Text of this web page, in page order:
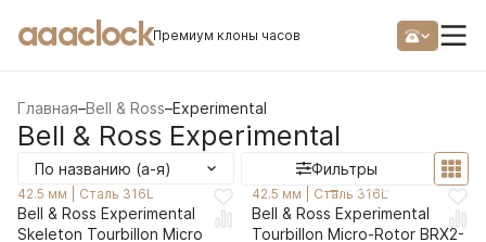
aaaclockПремиум клоны часов
Главная–Bell & Ross–Experimental
Bell & Ross Experimental
По названию (а-я) Фильтры
42.5 мм Сталь 316L
Bell & Ross Experimental
Skeleton Tourbillon Micro
42.5 мм Сталь 316L
Bell & Ross Experimental
Tourbillon Micro-Rotor BRX2-